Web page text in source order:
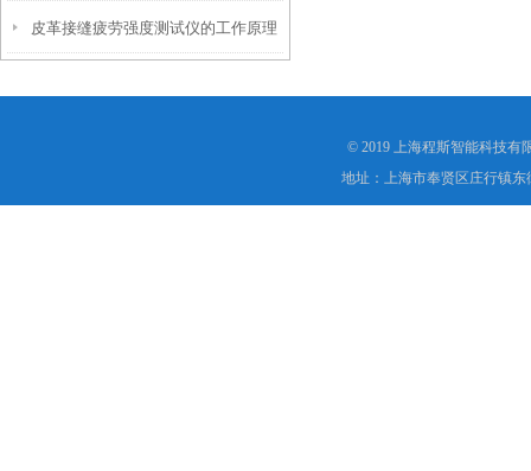
巧
皮革接缝疲劳强度测试仪的工作原理
© 2019 上海程斯智能科技有
地址：上海市奉贤区庄行镇东